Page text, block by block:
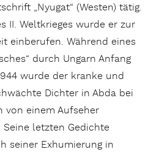
„Nyugat“ (Westen) tätig.
II. Weltkrieges wurde er zur
einberufen. Während eines
durch Ungarn Anfang
wurde der kranke und
Dichter in Abda bei
von einem Aufseher
Seine letzten Gedichte
seiner Exhumierung in